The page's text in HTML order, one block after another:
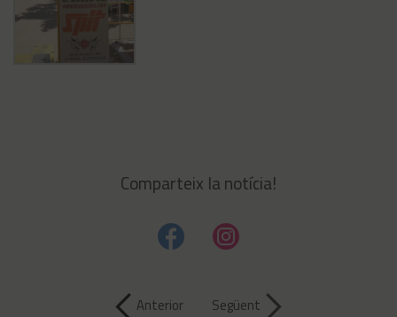
Comparteix la notícia!
Anterior Següent